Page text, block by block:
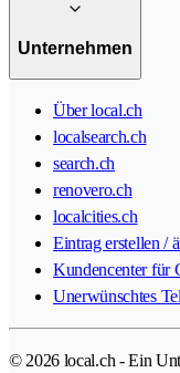
Unternehmen
Über local.ch
localsearch.ch
search.ch
renovero.ch
localcities.ch
Eintrag erstellen /
Kundencenter für
Unerwünschtes
© 2026 local.ch - Ein